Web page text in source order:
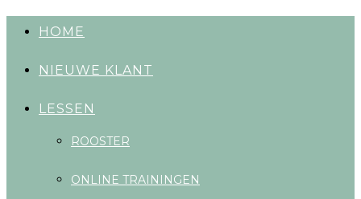
HOME
NIEUWE KLANT
LESSEN
ROOSTER
ONLINE TRAININGEN